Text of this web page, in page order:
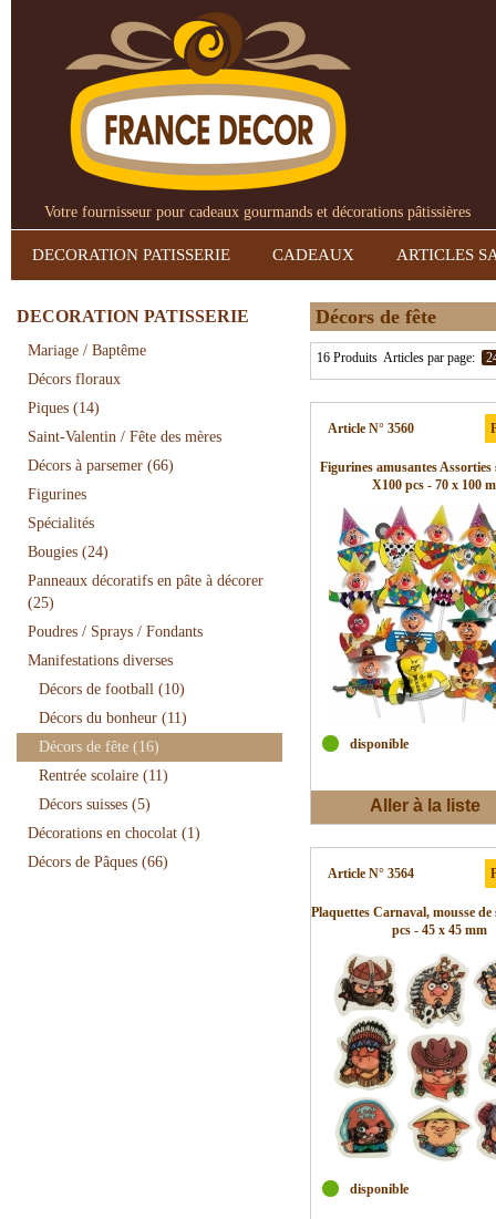
Votre fournisseur pour cadeaux gourmands et décorations pâtissières
DECORATION PATISSERIE CADEAUX ARTICLES
DECORATION PATISSERIE
Mariage / Baptême
Décors floraux
Piques (14)
Saint-Valentin / Fête des mères
Décors à parsemer (66)
Figurines
Spécialités
Bougies (24)
Panneaux décoratifs en pâte à décorer
(25)
Poudres / Sprays / Fondants
Manifestations diverses
Décors de football (10)
Décors du bonheur (11)
Décors de fête (16)
Rentrée scolaire (11)
Décors suisses (5)
Décorations en chocolat (1)
Décors de Pâques (66)
Décors de fête
16 Produits Articles par page:
Article N° 3560
Figurines amusantes Assorties
X100 pcs - 70 x 100
disponible
Aller à la liste
Article N° 3564
Plaquettes Carnaval, mousse de
pcs - 45 x 45 mm
disponible